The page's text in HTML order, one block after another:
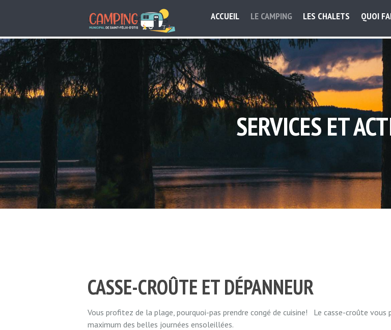
ACCUEIL LE CAMPING LES CHALETS QUOI
SERVICES ET ACTIVITÉS
SERVICES ET
CASSE-CROÛTE ET DÉPANNEUR
Vous profitez de la plage, pourquoi-pas prendre congé de cuisine! Le casse-croûte vous
maximum des belles journées ensoleillées.